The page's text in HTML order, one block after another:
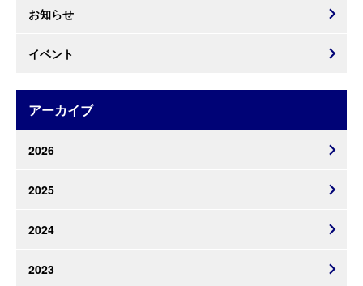
お知らせ
イベント
アーカイブ
2026
2025
2024
2023